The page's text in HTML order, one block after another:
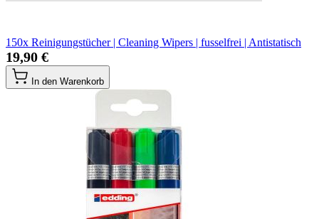
150x Reinigungstücher | Cleaning Wipers | fusselfrei | Antistatisch
19,90 €
In den Warenkorb